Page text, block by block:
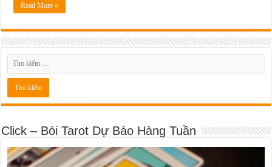
Read More »
Click – Bói Tarot Dự Báo Hàng Tuần